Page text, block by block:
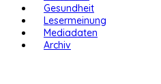
Gesundheit
Lesermeinung
Mediadaten
Archiv